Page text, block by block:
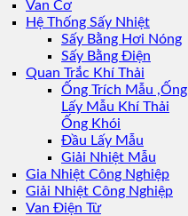
Van Cơ
Hệ Thống Sấy Nhiệt
Sấy Bằng Hơi Nóng
Sấy Bằng Điện
Quan Trắc Khí Thải
Ống Trích Mẫu ,Ống
Lấy Mẫu Khí Thải
Ống Khói
Đầu Lấy Mẫu
Giải Nhiệt Mẫu
Gia Nhiệt Công Nghiệp
Giải Nhiệt Công Nghiệp
Van Điện Từ